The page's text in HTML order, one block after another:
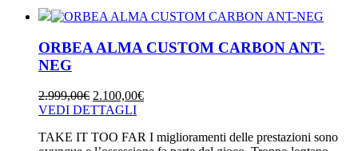
ORBEA ALMA CUSTOM CARBON ANT-
NEG
2.999,00€ 2.100,00€
VEDI DETTAGLI
TAKE IT TOO FAR I miglioramenti delle prestazioni sono